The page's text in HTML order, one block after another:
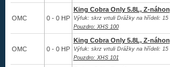
OMC 0 - 0 HP
King Cobra Only 5.8L, Z-náhon
Výfuk: skrz vrtuli Drážky na hřídeli: 15
Pouzdro: XHS 100
OMC 0 - 0 HP
King Cobra Only 5.8L, Z-náhon
Výfuk: skrz vrtuli Drážky na hřídeli: 15
Pouzdro: XHS 101